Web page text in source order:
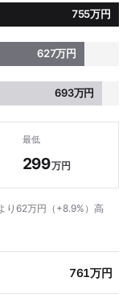
755万円
627万円
693万円
最低
299万円
り62万円（+8.9%）高
761万円